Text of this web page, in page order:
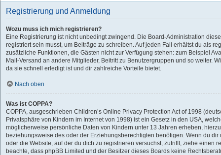
Registrierung und Anmeldung
Wozu muss ich mich registrieren?
Eine Registrierung ist nicht unbedingt zwingend. Die Board-Administration
registriert sein musst, um Beiträge zu schreiben. Auf jeden Fall erhältst du als
zusätzliche Funktionen, die Gästen nicht zur Verfügung stehen: zum Beispiel
Mail-Versand an andere Mitglieder, Beitritt zu Benutzergruppen und so weiter.
da sie schnell erledigt ist und dir zahlreiche Vorteile bietet.
Nach oben
Was ist COPPA?
COPPA, ausgeschrieben Children’s Online Privacy Protection Act of 1998
Privatsphäre von Kindern im Internet von 1998) ist ein Gesetz in den USA,
möglicherweise persönliche Daten von Kindern unter 13 Jahren erheben,
beziehungsweise des oder der Erziehungsberechtigten benötigen. Wenn du dir
oder die Website, auf der du dich zu registrieren versuchst, zutrifft, ziehe einen
beachte, dass phpBB Limited und der Besitzer dieses Boards keine